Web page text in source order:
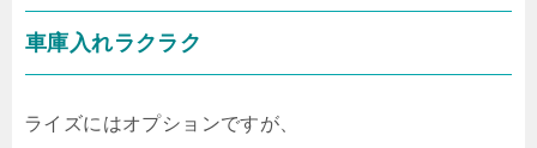
車庫入れラクラク
ライズにはオプションですが、